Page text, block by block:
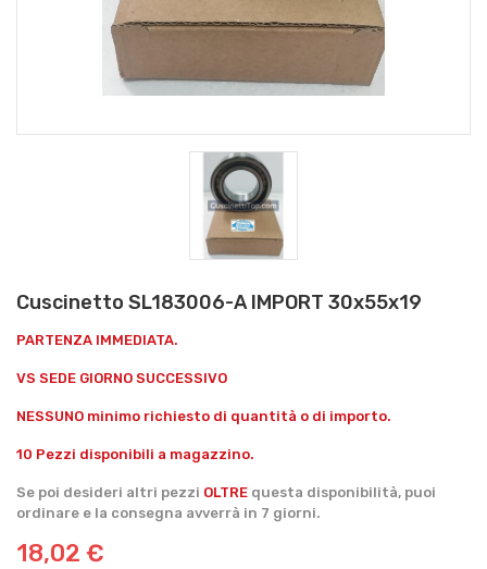
Cuscinetto SL183006-A IMPORT 30x55x19
PARTENZA IMMEDIATA.
VS SEDE GIORNO SUCCESSIVO
NESSUNO minimo richiesto di quantità o di importo.
10 Pezzi disponibili a magazzino.
Se poi desideri altri pezzi OLTRE questa disponibilità, puoi
ordinare e la consegna avverrà in 7 giorni.
18,02 €